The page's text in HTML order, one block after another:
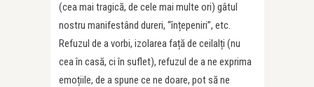
(cea mai tragică, de cele mai multe ori) gâtul
nostru manifestând dureri, “înțepeniri”, etc.
Refuzul de a vorbi, izolarea față de ceilalți (nu
cea în casă, ci în suflet), refuzul de a ne exprima
emoțiile, de a spune ce ne doare, pot să ne